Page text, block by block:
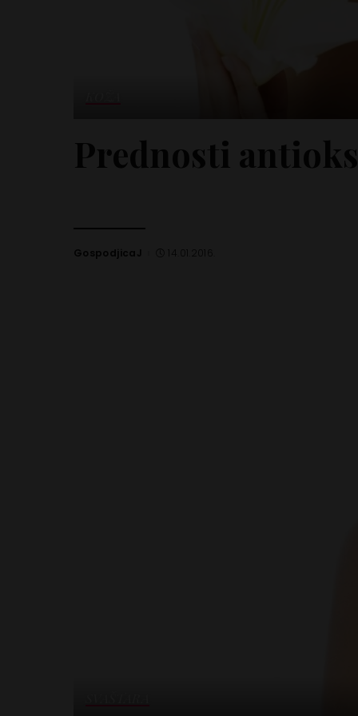
Prednosti
Posted
GospodjicaJ 14.01.2016.